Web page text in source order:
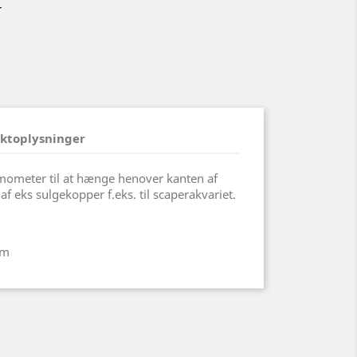
til at hænge henover kanten af
eks sulgekopper f.eks. til scaperakvariet.